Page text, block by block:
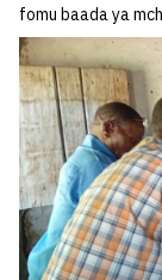
fomu baada ya